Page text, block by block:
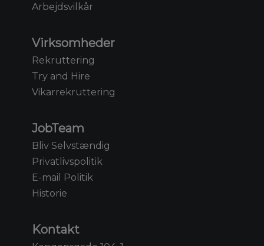
Arbejdsvilkår
Virksomheder
Rekruttering
Try and Hire
Vikarrekruttering
JobTeam
Bliv Selvstændig
Privatlivspolitik
E-mail Politik
Historie
Kontakt